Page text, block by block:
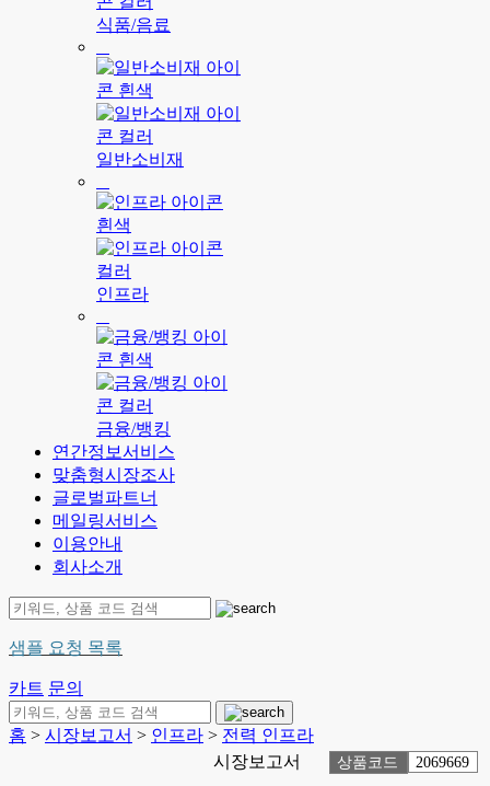
식품/음료
일반소비재
인프라
금융/뱅킹
연간정보서비스
맞춤형시장조사
글로벌파트너
메일링서비스
이용안내
회사소개
샘플 요청 목록
카트 문의
홈 > 시장보고서 > 인프라 > 전력 인프라
시장보고서
상품코드 2069669